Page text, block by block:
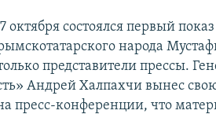
октября состоялся первый
народа
представители прессы.
Андрей Халпахчи вынес
пресс-конференции, что